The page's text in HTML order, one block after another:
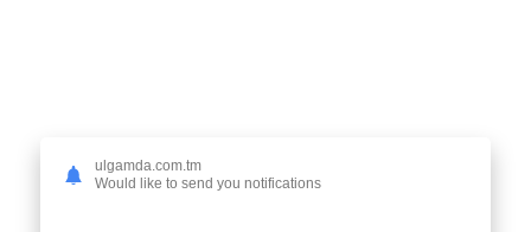
ulgamda.com.tm
Would like to send you notifications